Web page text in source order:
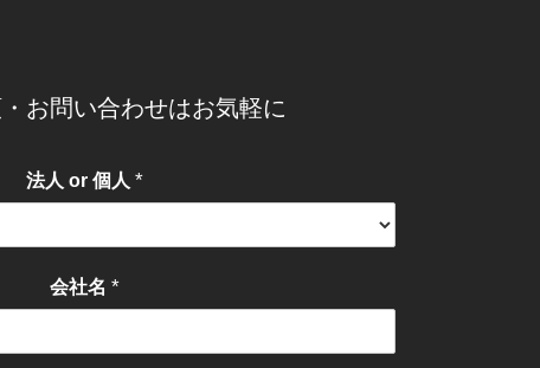
お問い合わせはお気軽に
法人 or 個人 *
会社名 *